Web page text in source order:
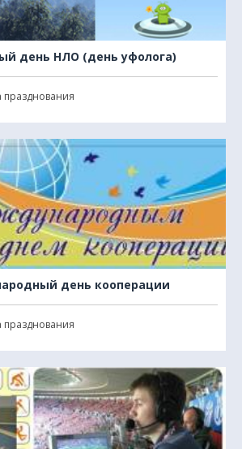
день НЛО (день уфолога)
празднования
день кооперации
празднования